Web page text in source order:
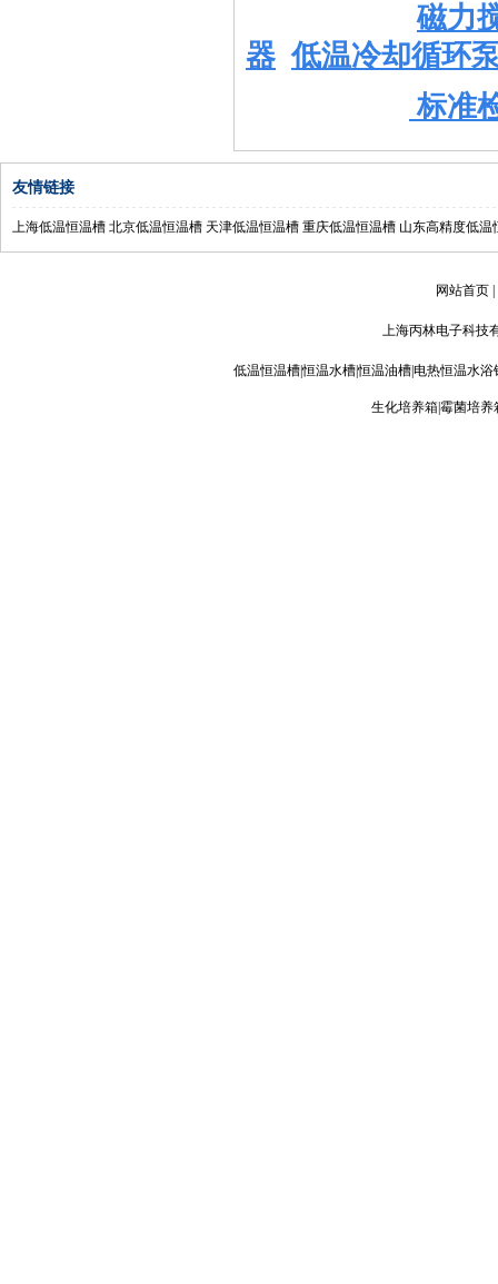
磁力
器 低温冷却循环
标准
友情链接
上海低温恒温槽 北京低温恒温槽 天津低温恒温槽 重庆低温恒温槽 山东高精度低温
网站首页
上海丙林电子科技
低温恒温槽恒温水槽恒温油槽电热恒温水浴
生化培养箱|霉菌培养